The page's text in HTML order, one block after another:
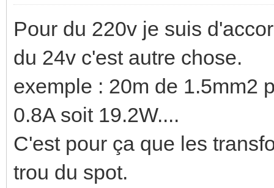
Pour du 220v je suis
du 24v c'est autre chose.
exemple : 20m de 1.5mm2
0.8A soit 19.2W....
C'est pour ça que les
trou du spot.